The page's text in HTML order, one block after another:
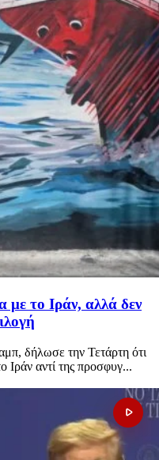
με το Ιράν, αλλά δεν
δήλωσε την Τετάρτη ότι
Ιράν αντί της προσφυγ...